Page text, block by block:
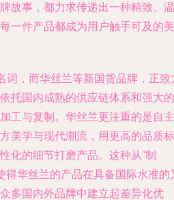
故事，都力求传递出一种精致、温
一件产品都成为用户触手可及的美
词，而华丝兰等新国货品牌，正致
托国内成熟的供应链体系和强大的
工与复制。华丝兰更注重的是自主
美学与现代潮流，用更高的品质标
化的细节打磨产品。这种从“制
得华丝兰的产品在具备国际水准的
多国内外品牌中建立起差异化优